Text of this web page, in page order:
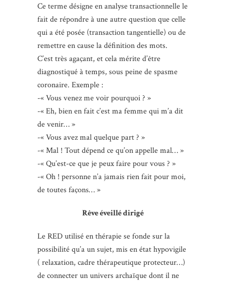
Ce terme désigne en analyse transactionnelle le
fait de répondre à une autre question que celle
qui a été posée (transaction tangentielle) ou de
remettre en cause la définition des mots.
C’est très agaçant, et cela mérite d’être
diagnostiqué à temps, sous peine de spasme
coronaire. Exemple :
-« Vous venez me voir pourquoi ? »
-« Eh, bien en fait c’est ma femme qui m’a dit
de venir… »
-« Vous avez mal quelque part ? »
-« Mal ! Tout dépend ce qu’on appelle mal… »
-« Qu’est-ce que je peux faire pour vous ? »
-« Oh ! personne n’a jamais rien fait pour moi,
de toutes façons… »
Rêve éveillé dirigé
Le RED utilisé en thérapie se fonde sur la
possibilité qu’a un sujet, mis en état hypovigile
( relaxation, cadre thérapeutique protecteur…)
de connecter un univers archaïque dont il ne